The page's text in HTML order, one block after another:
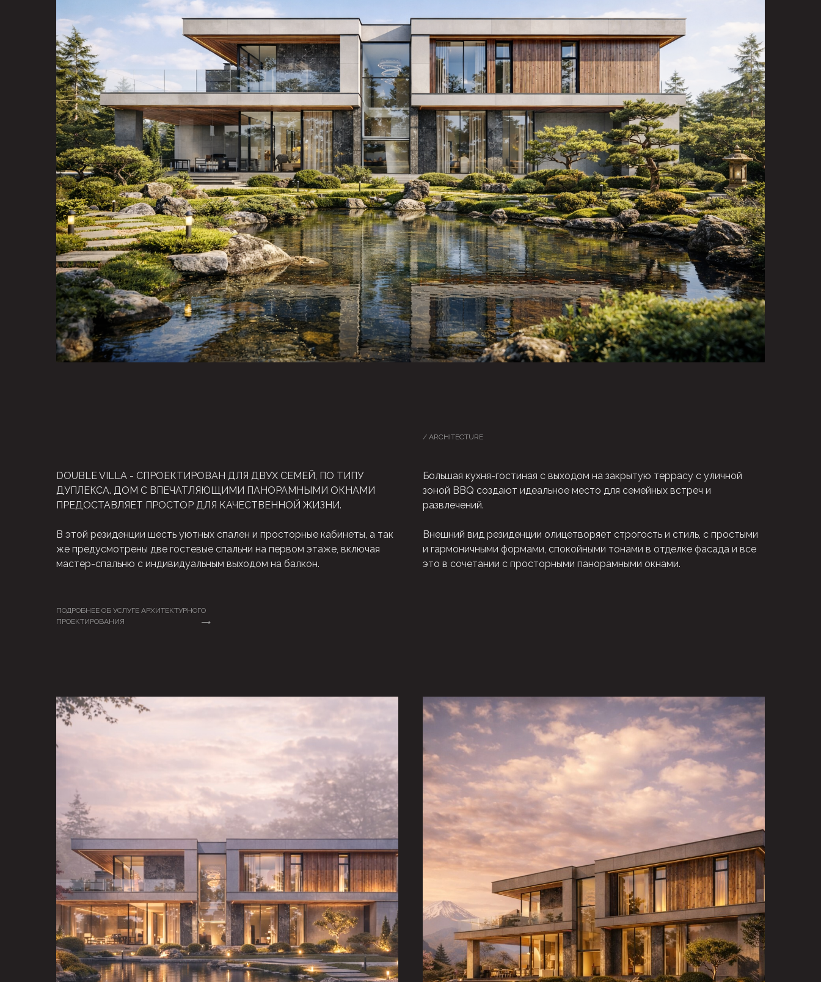
/ ARCHITECTURE
DOUBLE VILLA - СПРОЕКТИРОВАН ДЛЯ ДВУХ СЕМЕЙ, ПО ТИПУ
ДУПЛЕКСА. ДОМ С ВПЕЧАТЛЯЮЩИМИ ПАНОРАМНЫМИ ОКНАМИ
ПРЕДОСТАВЛЯЕТ ПРОСТОР ДЛЯ КАЧЕСТВЕННОЙ ЖИЗНИ.
В этой резиденции шесть уютных спален и просторные кабинеты, а так
же предусмотрены две гостевые спальни на первом этаже, включая
мастер-спальню с индивидуальным выходом на балкон.
Большая кухня-гостиная с выходом на закрытую террасу с уличной
зоной BBQ создают идеальное место для семейных встреч и
развлечений.
Внешний вид резиденции олицетворяет строгость и стиль, с простыми
и гармоничными формами, спокойными тонами в отделке фасада и все
это в сочетании с просторными панорамными окнами.
ПОДРОБНЕЕ ОБ УСЛУГЕ АРХИТЕКТУРНОГО
ПРОЕКТИРОВАНИЯ